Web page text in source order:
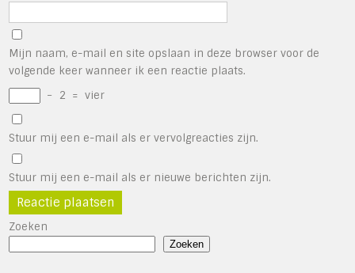
Mijn naam, e-mail en site opslaan in deze browser voor de
volgende keer wanneer ik een reactie plaats.
−
2 = vier
Stuur mij een e-mail als er vervolgreacties zijn.
Stuur mij een e-mail als er nieuwe berichten zijn.
Zoeken
Zoeken